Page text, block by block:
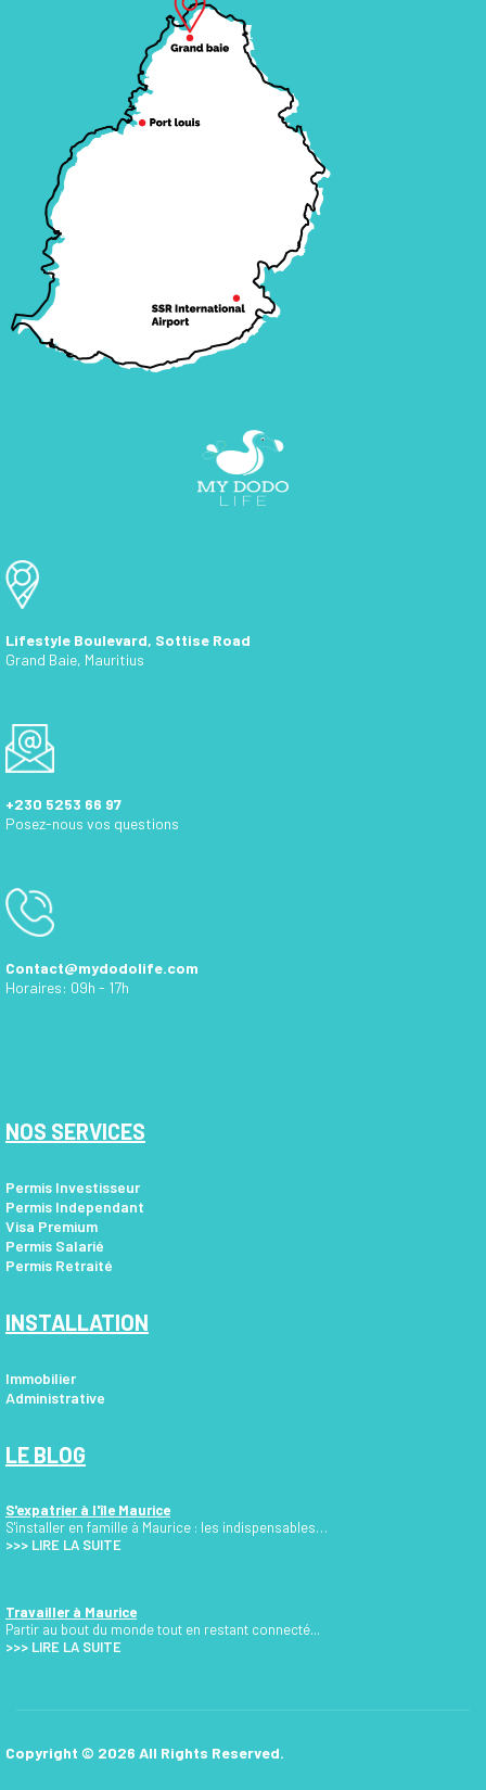
Lifestyle Boulevard, Sottise Road
Grand Baie, Mauritius
+230 5253 66 97
Posez-nous vos questions
Contact@mydodolife.com
Horaires: 09h - 17h
NOS SERVICES
Permis Investisseur
Permis Independant
Visa Premium
Permis Salarié
Permis Retraité
INSTALLATION
Immobilier
Administrative
LE BLOG
S'expatrier à l'île Maurice
S'installer en famille à Maurice : les indispensables…
>>> LIRE LA SUITE
Travailler à Maurice
Partir au bout du monde tout en restant connecté...
>>> LIRE LA SUITE
Copyright © 2026 All Rights Reserved.